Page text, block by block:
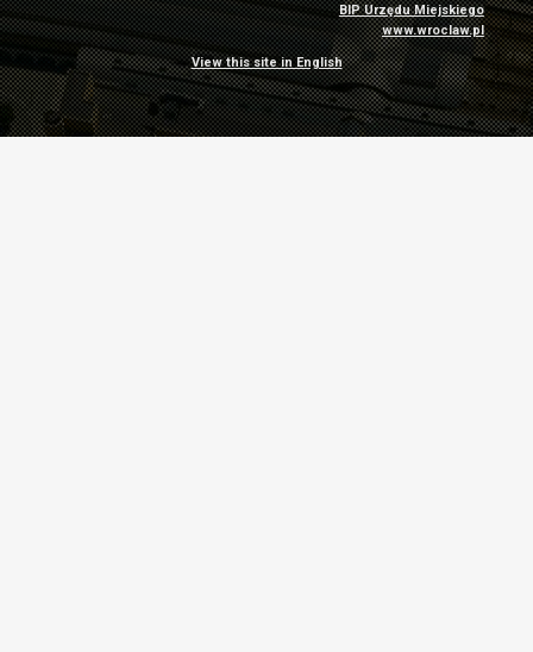
BIP Urzędu Miejskiego
www.wroclaw.pl
View this site in English